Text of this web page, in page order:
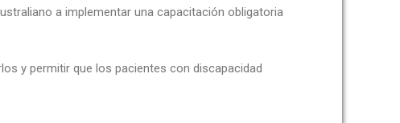
a implementar una capacitación obligatoria
y permitir que los pacientes con discapacidad